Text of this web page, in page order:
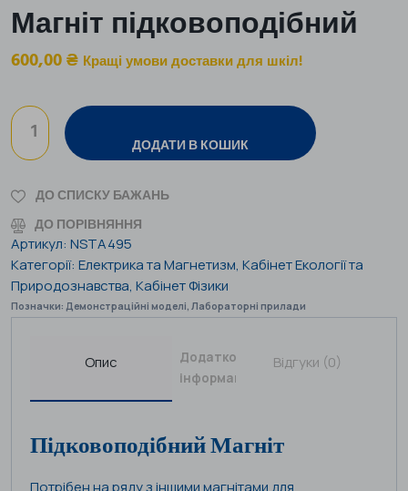
Магніт підковоподібний
600,00₴ Кращі умови доставки для шкіл!
ДОДАТИ В КОШИК
ДО СПИСКУ БАЖАНЬ
ДО ПОРІВНЯННЯ
Артикул: NSTA495
Категорії: Електрика та Магнетизм, Кабінет Екології та
Природознавства, Кабінет Фізики
Позначки: Демонстраційні моделі Лабораторні прилади
Опис
Додаткова
інформація
Відгуки (0)
Підковоподібний Магніт
Потрібен на ряду з іншими магнітами для